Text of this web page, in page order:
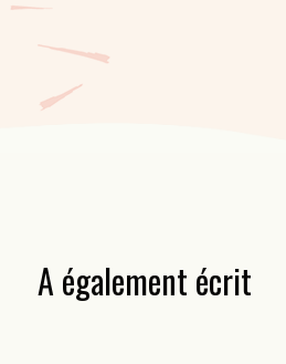
A également écrit